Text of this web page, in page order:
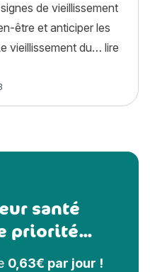
de vieillissement
être et anticiper les
vieillissement du… lire
santé
priorité...
0,63€ par jour !